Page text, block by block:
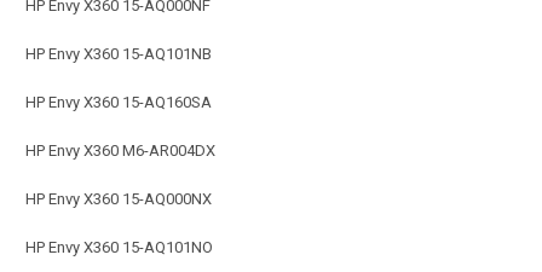
HP Envy X360 15-AQ000NF
HP Envy X360 15-AQ101NB
HP Envy X360 15-AQ160SA
HP Envy X360 M6-AR004DX
HP Envy X360 15-AQ000NX
HP Envy X360 15-AQ101NO